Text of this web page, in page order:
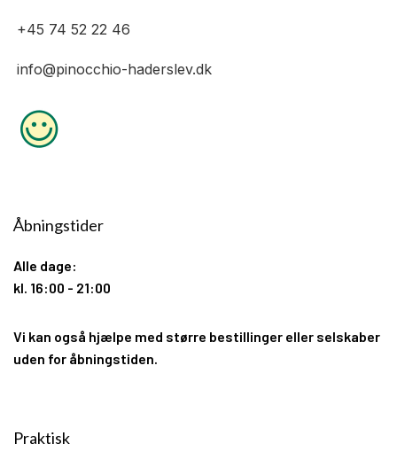
+45 74 52 22 46
info@pinocchio-haderslev.dk
Åbningstider
Alle dage:
kl. 16:00 - 21:00
Vi kan også hjælpe med større bestillinger eller selskaber
uden for åbningstiden.
Praktisk